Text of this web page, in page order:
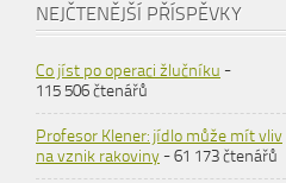
NEJČTENĚJŠÍ PŘÍSPĚVKY
Co jíst po operaci žlučníku -
115 506 čtenářů
Profesor Klener: jídlo může mít vliv
na vznik rakoviny- 61 173 čtenářů